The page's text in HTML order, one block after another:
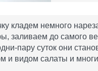
кладем немного
заливаем до самого
пару суток они
и видом салаты и